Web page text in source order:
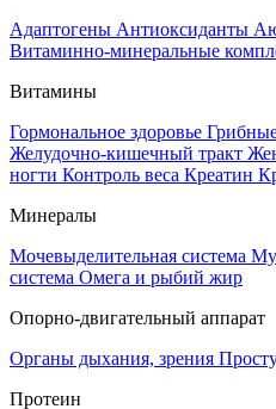
Адаптогены Антиоксиданты
Витаминно-минеральные
Витамины
Гормональное здоровье
Желудочно-кишечный тракт
ногти Контроль веса Креатин
Минералы
Мочевыделительная система
система Омега и рыбий жир
Опорно-двигательный аппарат
Органы дыхания, зрения
Протеин